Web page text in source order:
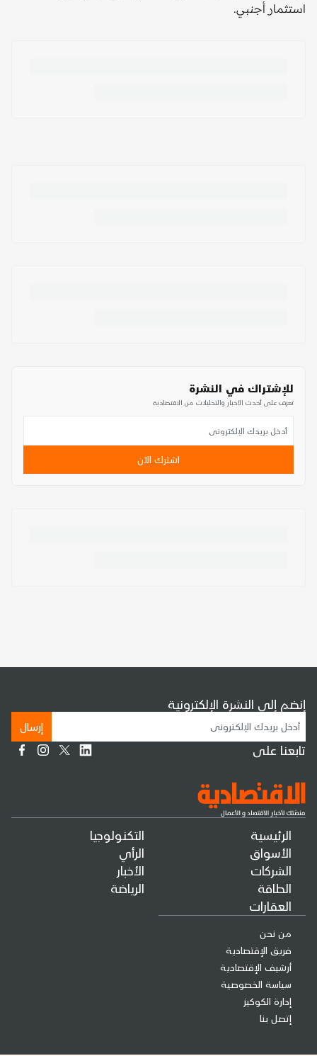
استثمار أجنبي.
للإشتراك في النشرة
تعرف على أحدث الأخبار والتحليلات من الاقتصادية
اشترك الآن
الرئيسية
الأسواق
الشركات
الطاقة
العقارات
التكنولوجيا
الرأي
الأخبار
الرياضة
من نحن
فريق الإقتصادية
أرشيف الإقتصادية
سياسة الخصوصية
إدارة الكوكيز
إتصل بنا
إنضم إلى النشرة الإلكترونية
إرسال
تابعنا على